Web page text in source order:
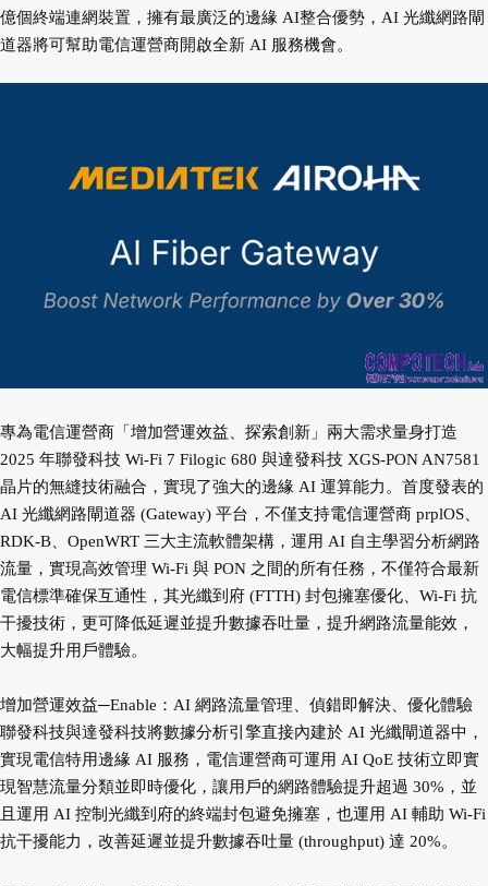
億個終端連網裝置，擁有最廣泛的邊緣 AI整合優勢，AI 光纖網路閘
道器將可幫助電信運營商開啟全新 AI 服務機會。
專為電信運營商「增加營運效益、探索創新」兩大需求量身打造
2025 年聯發科技 Wi-Fi 7 Filogic 680 與達發科技 XGS-PON AN7581
晶片的無縫技術融合，實現了強大的邊緣 AI 運算能力。首度發表的
AI 光纖網路閘道器 (Gateway) 平台，不僅支持電信運營商 prplOS、
RDK-B、OpenWRT 三大主流軟體架構，運用 AI 自主學習分析網路
流量，實現高效管理 Wi-Fi 與 PON 之間的所有任務，不僅符合最新
電信標準確保互通性，其光纖到府 (FTTH) 封包擁塞優化、Wi-Fi 抗
干擾技術，更可降低延遲並提升數據吞吐量，提升網路流量能效，
大幅提升用戶體驗。
增加營運效益─Enable：AI 網路流量管理、偵錯即解決、優化體驗
聯發科技與達發科技將數據分析引擎直接內建於 AI 光纖閘道器中，
實現電信特用邊緣 AI 服務，電信運營商可運用 AI QoE 技術立即實
現智慧流量分類並即時優化，讓用戶的網路體驗提升超過 30%，並
且運用 AI 控制光纖到府的終端封包避免擁塞，也運用 AI 輔助 Wi-Fi
抗干擾能力，改善延遲並提升數據吞吐量 (throughput) 達 20%。